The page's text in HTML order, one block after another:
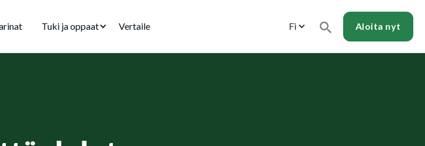
Tuki ja oppaat Vertaile Fi Aloita nyt